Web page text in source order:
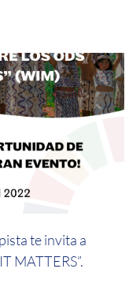
te invita a
MATTERS”.